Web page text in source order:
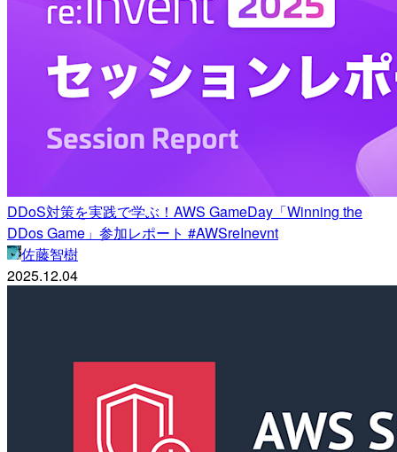
DDoS対策を実践で学ぶ！AWS GameDay「Winning the
DDos Game」参加レポート #AWSreInevnt
佐藤智樹
2025.12.04